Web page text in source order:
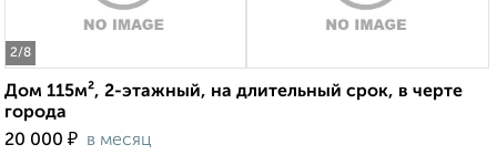
2/8
Дом 115м², 2-этажный, на длительный срок, в черте
города
20 000 ₽ в месяц